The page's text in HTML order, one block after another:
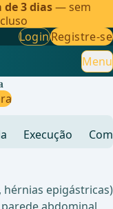
3 dias— sem
LoginRegistre-se
Menu
Execução
epigástricas)